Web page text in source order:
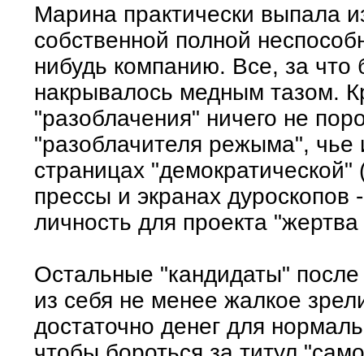
Марина практически выпала
собственной полной
нибудь компанию. Все, за что
накрывалось медным тазом.
"разоблачения" ничего не
"разоблачителя режыма", чье
страницах "демократической"
прессы и экранах дуроскопов
личность для проекта
Остальные "кандидаты"
из себя не менее жалкое
достаточно денег для